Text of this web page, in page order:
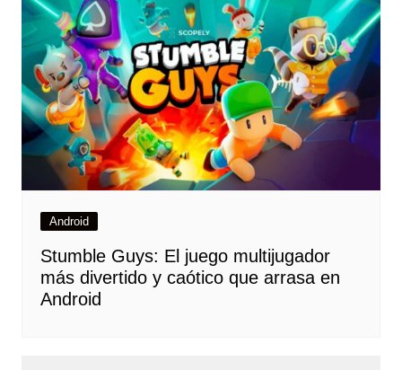
Android
Stumble Guys: El juego multijugador
más divertido y caótico que arrasa en
Android